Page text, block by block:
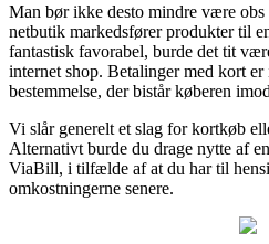
Man bør ikke desto mindre være
netbutik markedsfører produkter til
fantastisk favorabel, burde det tit
internet shop. Betalinger med kort
bestemmelse, der bistår køberen
Vi slår generelt et slag for kortkøb
Alternativt burde du drage nytte af
ViaBill, i tilfælde af at du har til
omkostningerne senere.